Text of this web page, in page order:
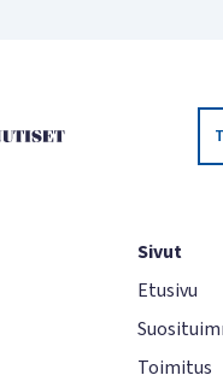
Sivut
Etusivu
Toimitus